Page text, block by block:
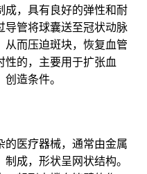
成，具有良好的弹性和耐
导管将球囊送至冠状动脉
从而压迫斑块，恢复血管
性的，主要用于扩张血
造条件。
的医疗器械，通常由金属
成，形状呈网状结构。